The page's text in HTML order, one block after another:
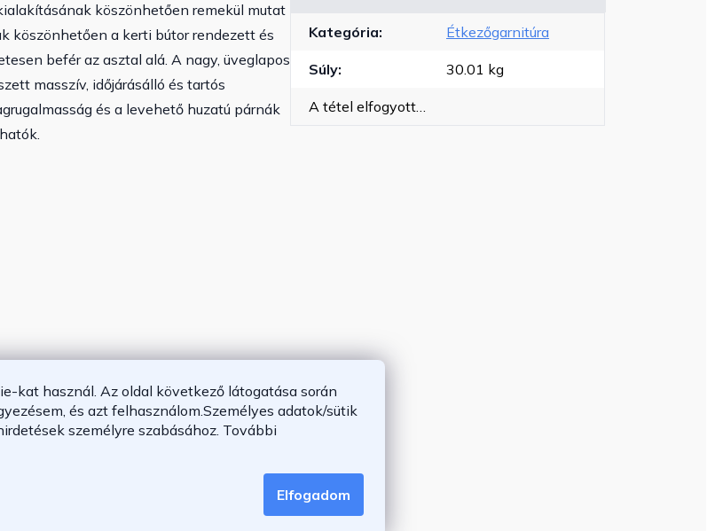
kat használ. Az oldal következő látogatása során
és azt felhasználom.Személyes adatok/sütik
személyre szabásához. További
Elfogadom
köszönhetően remekül mutat
köszönhetően a kerti bútor rendezett és
befér az asztal alá. A nagy, üveglapos
masszív, időjárásálló és tartós
és a levehető huzatú párnák
Kategória: Étkezőgarnitúra
Súly: 30.01 kg
A tétel elfogyott…